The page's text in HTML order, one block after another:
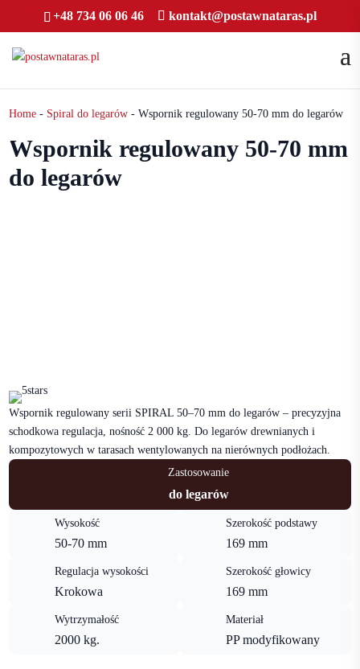
+48 734 06 06 46 kontakt@postawnataras.pl
Home - Spiral do legarów - Wspornik regulowany 50-70 mm do legarów
Wspornik regulowany 50-70 mm
do legarów
Wspornik regulowany serii SPIRAL 50–70 mm do legarów – precyzyjna
schodkowa regulacja, nośność 2 000 kg. Do legarów drewnianych i
kompozytowych w tarasach wentylowanych na nierównych podłożach.
Zastosowanie
do legarów
Wysokość
50-70 mm
Regulacja wysokości
Krokowa
Wytrzymałość
2000 kg.
Szerokość podstawy
169 mm
Szerokość głowicy
169 mm
Materiał
PP modyfikowany